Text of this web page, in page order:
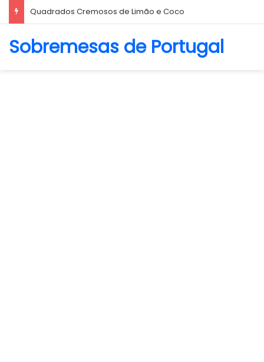
Biscoito Amanteigado
Sobremesas de Portugal